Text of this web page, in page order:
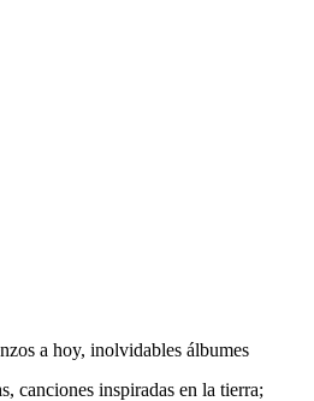
a hoy, inolvidables álbumes
canciones inspiradas en la tierra;